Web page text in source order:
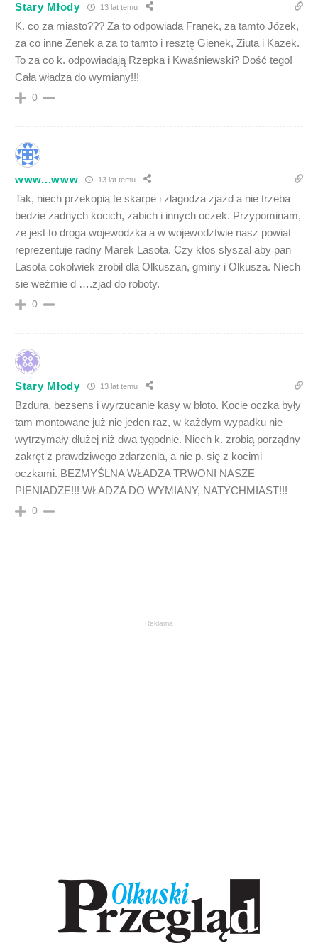
Stary Młody 13 lat temu
K. co za miasto??? Za to odpowiada Franek, za tamto Józek,
za co inne Zenek a za to tamto i resztę Gienek, Ziuta i Kazek.
To za co k. odpowiadają Rzepka i Kwaśniewski? Dość tego!
Cała władza do wymiany!!!
0
www...www 13 lat temu
Tak, niech przekopią te skarpe i zlagodza zjazd a nie trzeba
bedzie zadnych kocich, zabich i innych oczek. Przypominam,
ze jest to droga wojewodzka a w wojewodztwie nasz powiat
reprezentuje radny Marek Lasota. Czy ktos slyszal aby pan
Lasota cokolwiek zrobil dla Olkuszan, gminy i Olkusza. Niech
sie weźmie d ….zjad do roboty.
0
Stary Młody 13 lat temu
Bzdura, bezsens i wyrzucanie kasy w błoto. Kocie oczka były
tam montowane już nie jeden raz, w każdym wypadku nie
wytrzymały dłużej niż dwa tygodnie. Niech k. zrobią porządny
zakręt z prawdziwego zdarzenia, a nie p. się z kocimi
oczkami. BEZMYŚLNA WŁADZA TRWONI NASZE
PIENIADZE!!! WŁADZA DO WYMIANY, NATYCHMIAST!!!
0
Reklama